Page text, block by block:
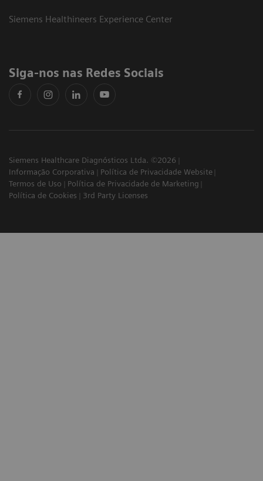
Siemens Healthineers Experience Center
Siga-nos nas Redes Sociais
Siemens Healthcare Diagnósticos Ltda. ©2026
Informação Corporativa
Política de Privacidade Website
Termos de Uso
Política de Privacidade de Marketing
Política de Cookies
3rd Party Licenses